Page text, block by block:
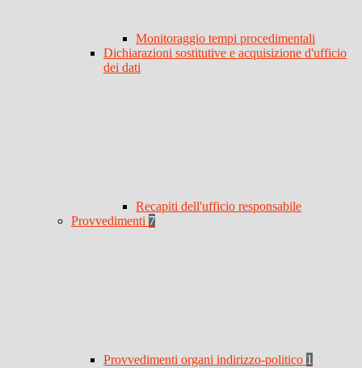
Monitoraggio tempi procedimentali
Dichiarazioni sostitutive e acquisizione d'ufficio
dei dati
Recapiti dell'ufficio responsabile
Provvedimenti 7
Provvedimenti organi indirizzo-politico 1